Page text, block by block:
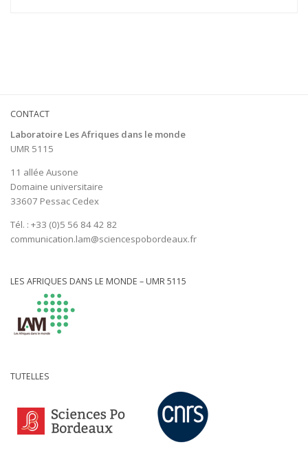
CONTACT
Laboratoire Les Afriques dans le monde
UMR 5115
11 allée Ausone
Domaine universitaire
33607 Pessac Cedex
Tél. : +33 (0)5 56 84 42 82
communication.lam@sciencespobordeaux.fr
LES AFRIQUES DANS LE MONDE – UMR 5115
TUTELLES